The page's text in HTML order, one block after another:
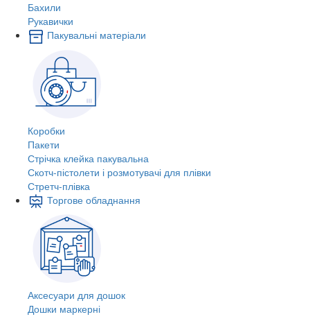
Бахили
Рукавички
Пакувальні матеріали
Коробки
Пакети
Стрічка клейка пакувальна
Скотч-пістолети і розмотувачі для плівки
Стретч-плівка
Торгове обладнання
Аксесуари для дошок
Дошки маркерні